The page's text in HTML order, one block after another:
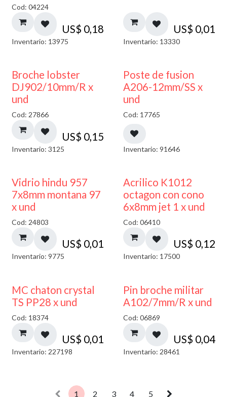
Cod: 04224
US$ 0,18
Inventario: 13975
US$ 0,01
Inventario: 13330
Broche lobster
DJ902/10mm/R x
und
Cod: 27866
US$ 0,15
Inventario: 3125
Poste de fusion
A206-12mm/SS x
und
Cod: 17765
Inventario: 91646
40% DESCUENTO
Vidrio hindu 957
7x8mm montana 97
x und
Cod: 24803
US$ 0,01
Inventario: 9775
Acrilico K1012
octagon con cono
6x8mm jet 1 x und
Cod: 06410
US$ 0,12
Inventario: 17500
MC chaton crystal
TS PP28 x und
Cod: 18374
US$ 0,01
Inventario: 227198
Pin broche militar
A102/7mm/R x und
Cod: 06869
US$ 0,04
Inventario: 28461
1 2 3 4 5